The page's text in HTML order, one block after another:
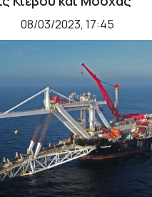
08/03/2023, 17:45